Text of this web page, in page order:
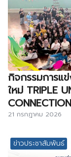
กิจกรรมการแ
ใหม่ TRIPLE
21 กรกฎาคม 2026
ข่าวประชาสัมพันธ์